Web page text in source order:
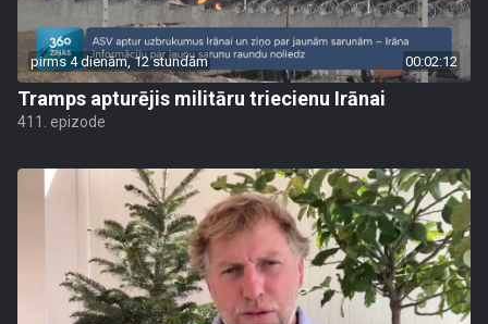
pirms 4 dienām, 12 stundām 00:02:12
Tramps apturējis militāru triecienu Irānai
411. epizode